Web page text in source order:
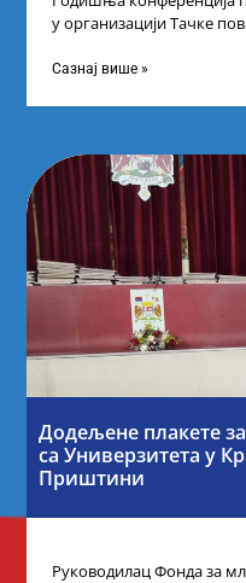
у организацији Тачке
Сазнај више »
Додељене плакете за
са Универзитета у
Приштини
Руководилац Фонда за